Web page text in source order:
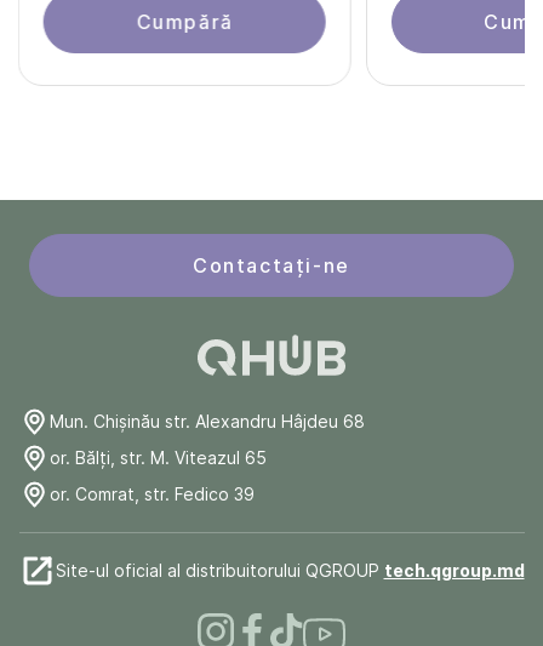
Cumpără
Contactați-ne
Mun. Chişinău str. Alexandru Hâjdeu 68
or. Bălți, str. M. Viteazul 65
or. Comrat, str. Fedico 39
Site-ul oficial al distribuitorului QGROUP tech.qgroup.md